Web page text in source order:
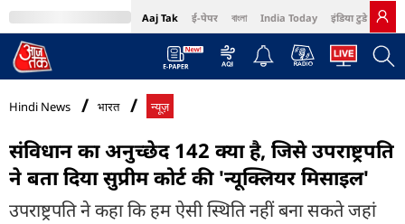
Aaj Tak ई-पेपर বাংলা India Today इंडिया टुडे हिंदी
MumbaiTak Cosmopolitan Harper's Bazaar Northeast
Hindi News भारत न्यूज़
संविधान का अनुच्छेद 142 क्या है, जिसे उपराष्ट्रपति
ने बता दिया सुप्रीम कोर्ट की 'न्यूक्लियर मिसाइल'
उपराष्ट्रपति ने कहा कि हम ऐसी स्थिति नहीं बना सकते जहां